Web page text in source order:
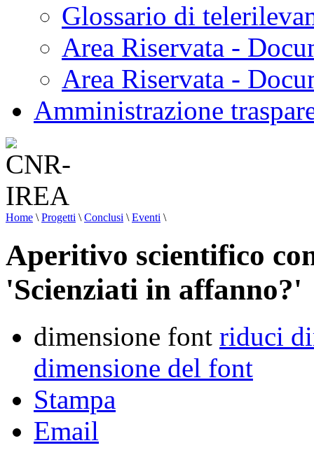
Glossario di
Area Riservata -
Area Riservata -
Amministrazione
Home \ Progetti \ Conclusi \ Eventi \
Aperitivo scientifico
'Scienziati in affanno?'
dimensione font riduci
dimensione del font
Stampa
Email